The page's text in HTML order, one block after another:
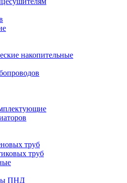
накопительные
труб
труб
ПНД